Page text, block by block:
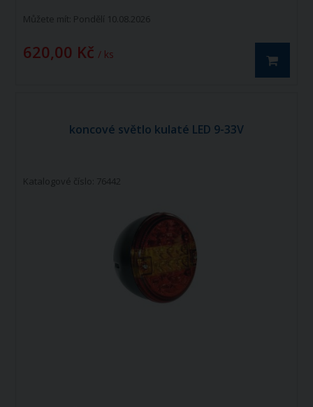
Můžete mít: Pondělí 10.08.2026
620,00 Kč / ks
koncové světlo kulaté LED 9-33V
Katalogové číslo: 76442